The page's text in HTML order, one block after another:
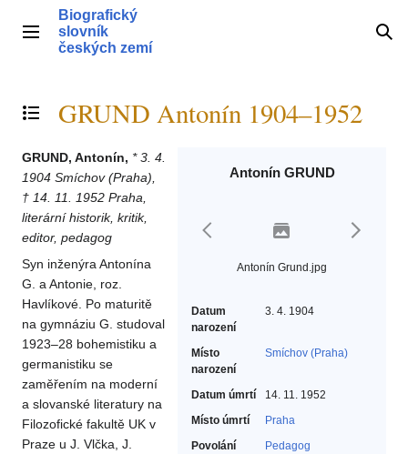
obsahHlavní menu
Biografický
slovník
českých zemí
Přepnout obsah
GRUND Antonín 1904–1952
Antonín GRUND
Antonín Grund.jpg
Datum
narození
3. 4. 1904
Místo
narození
Smíchov (Praha)
Datum úmrtí
14. 11. 1952
Místo úmrtí
Praha
Povolání
Pedagog‎
GRUND, Antonín, * 3. 4.
1904 Smíchov (Praha),
† 14. 11. 1952 Praha,
literární historik, kritik,
editor, pedagog
Syn inženýra Antonína
G. a Antonie, roz.
Havlíkové. Po maturitě
na gymnáziu G. studoval
1923–28 bohemistiku a
germanistiku se
zaměřením na moderní
a slovanské literatury na
Filozofické fakultě UK v
Praze u J. Vlčka, J.